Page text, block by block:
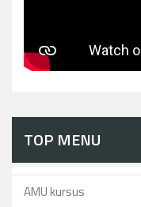
TOP MENU
AMU kursus